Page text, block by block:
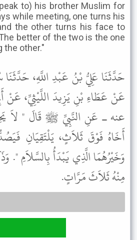
to) his brother Muslim for
while meeting, one turns his
the other turns his face to
better of the two is the one
the other."
حَدَّثَنَا عَلِيُّ بْنُ عَبْدِ اللَّهِ،
عَنْ عَطَاءِ بْنِ يَزِيدَ اللَّيْثِيِّ، عَنْ
عنه ـ عَنِ النَّبِيِّ ﷺ قَالَ " لاَ
أَخَاهُ فَوْقَ ثَلاَثٍ، يَلْتَقِيَانِ
وَخَيْرُهُمَا الَّذِي يَبْدَأُ بِالسَّلاَمِ ".
مِنْهُ ثَلاَثَ مَرَّاتٍ.